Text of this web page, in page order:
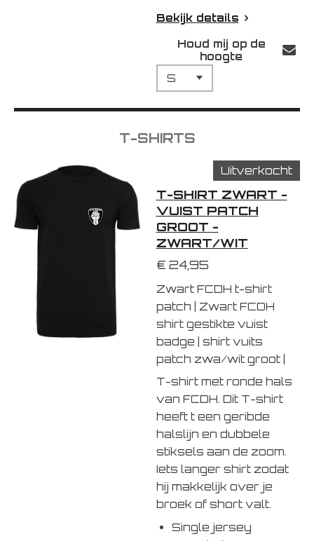
Bekijk details
Houd mij op de
hoogte
T-SHIRTS
Uitverkocht
T-SHIRT ZWART -
VUIST PATCH
GROOT -
ZWART/WIT
€ 24,95
Zwart FCDH t-shirt
patch | Zwart FCDH
shirt gestikte vuist
badge | shirt vuits
patch zwa/wit groot |
T-shirt met ronde hals
van FCDH. Dit T-shirt
heeft t een geribde
halslijn en dubbele
stiksels aan de zoom.
Iets langer shirt zodat
hij makkelijk over je
broek of short valt.
Single jersey